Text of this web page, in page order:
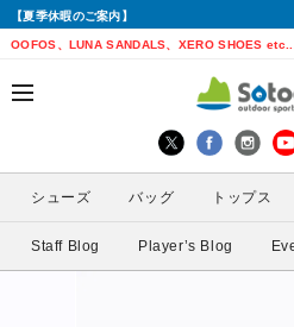
【夏季休暇のご案内】
OOFOS、LUNA SANDALS、XERO SHOES
戻る
シューズから探す
トレイルランニングシューズ
ランニングシューズ
戻る
トップスから探す
シェル・レインウェア
シャツ
戻る
ボトムスから探す
ショートパンツ
ロングパンツ
戻る
バッグから探す
トレランザック
バックパック
戻る
アクセサリーから探す
キャップ・ハット
ソックス
戻る
ブランドから探す
ACTIVE YOHKAN(アクティブよう
ATHLETUNE(アスリチューン)
戻る
ブランドから探す
Amazfit(アマズフィット)
BAUERFEIND(バウアーファインド)
戻る
性別から探す
レディース
シューズ バッグ トップス
Staff Blog Player’s Blog